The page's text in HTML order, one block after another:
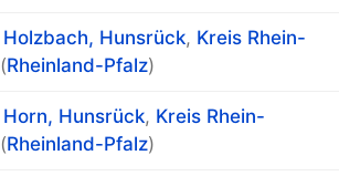
Holzbach, Hunsrück, Kreis Rhein-
(Rheinland-Pfalz)
Horn, Hunsrück, Kreis Rhein-
(Rheinland-Pfalz)